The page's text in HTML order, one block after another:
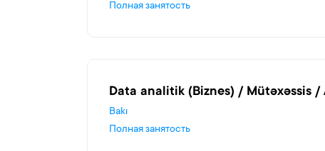
Полная занятость
Data analitik (Biznes) / Mütəxəssis /
Bakı
Полная занятость